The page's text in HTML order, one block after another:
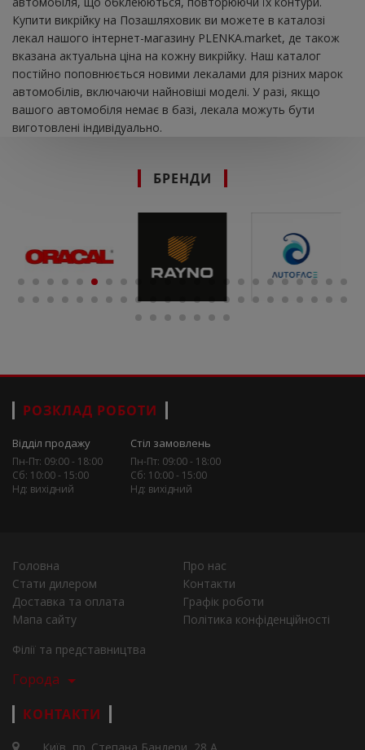
Купити викрійку на Позашляховик ви можете в каталозі
лекал нашого інтернет-магазину PLENKA.market, де також
вказана актуальна ціна на кожну викрійку. Наш каталог
постійно поповнюється новими лекалами для різних марок
автомобілів, включаючи найновіші моделі. У разі, якщо
вашого автомобіля немає в базі, лекала можуть бути
виготовлені індивідуально.
БРЕНДИ
РОЗКЛАД РОБОТИ
Відділ продажу
Пн-Пт: 09:00 - 18:00
Сб: 10:00 - 15:00
Нд: вихідний
Стіл замовлень
Пн-Пт: 09:00 - 18:00
Сб: 10:00 - 15:00
Нд: вихідний
Головна
Про нас
Стати дилером
Контакти
Доставка та оплата
Графік роботи
Мапа сайту
Політика конфіденційності
Філії та представництва
Города
КОНТАКТИ